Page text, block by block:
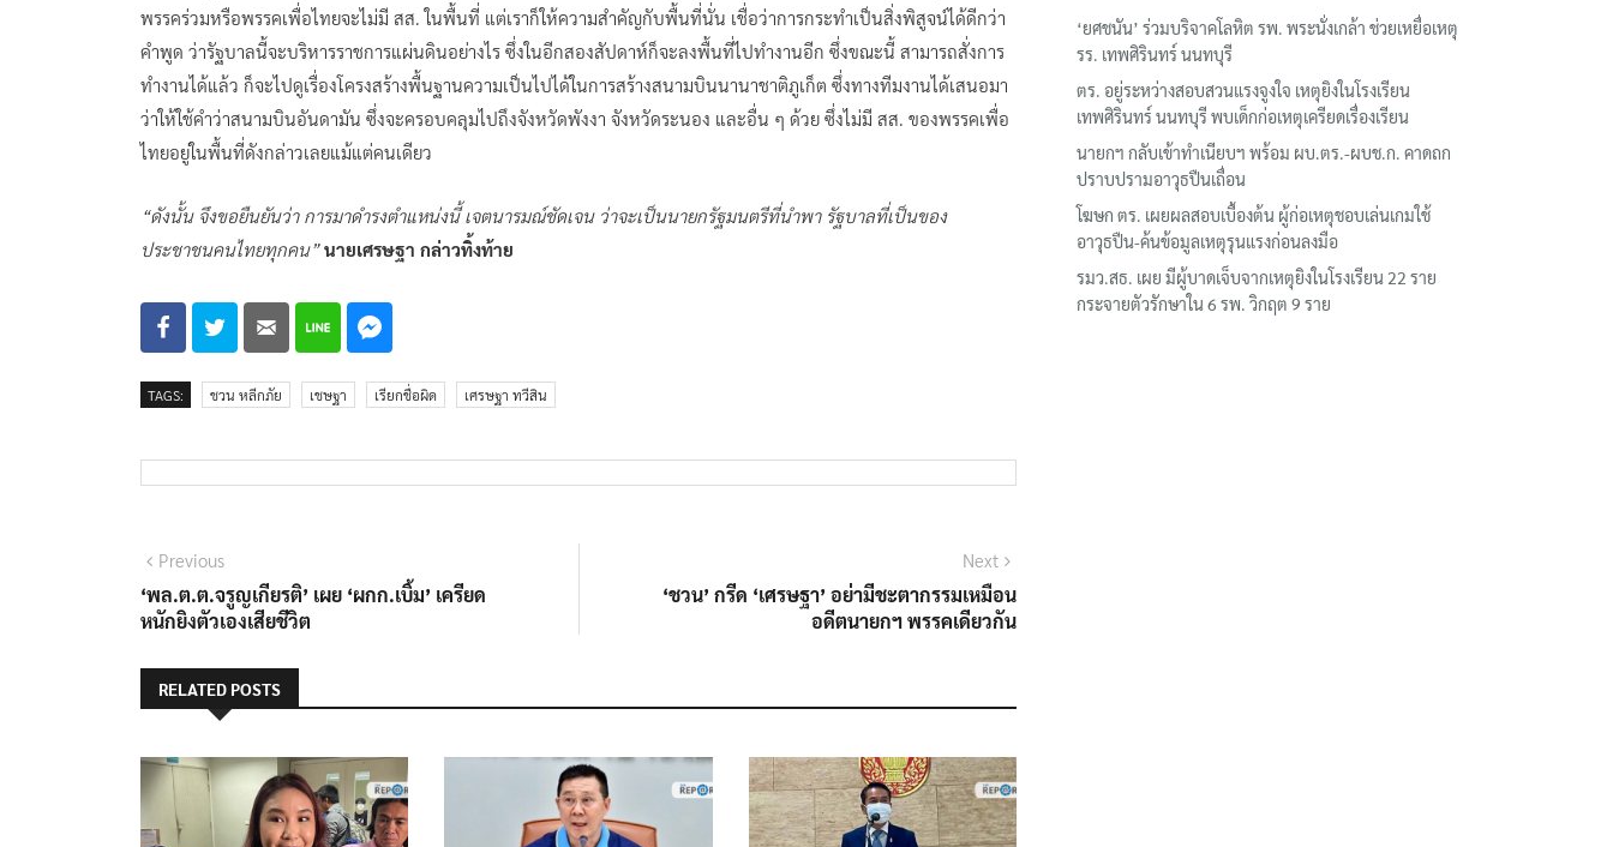
พรรคร่วมหรือพรรคเพื่อไทยจะไม่มี สส. ในพื้นที่ แต่เราก็ให้ความสำคัญกับพื้นที่นั่น เชื่อว่าการกระทำเป็นสิ่งพิสูจน์ได้ดีกว่า
คำพูด ว่ารัฐบาลนี้จะบริหารราชการแผ่นดินอย่างไร ซึ่งในอีกสองสัปดาห์ก็จะลงพื้นที่ไปทำงานอีก ซึ่งขณะนี้ สามารถสั่งการ
ทำงานได้แล้ว ก็จะไปดูเรื่องโครงสร้างพื้นฐานความเป็นไปได้ในการสร้างสนามบินนานาชาติภูเก็ต ซึ่งทางทีมงานได้เสนอมา
ว่าให้ใช้คำว่าสนามบินอันดามัน ซึ่งจะครอบคลุมไปถึงจังหวัดพังงา จังหวัดระนอง และอื่น ๆ ด้วย ซึ่งไม่มี สส. ของพรรคเพื่อ
ไทยอยู่ในพื้นที่ดังกล่าวเลยแม้แต่คนเดียว
“ดังนั้น จึงขอยืนยันว่า การมาดำรงตำแหน่งนี้ เจตนารมณ์ชัดเจน ว่าจะเป็นนายกรัฐมนตรีที่นำพา รัฐบาลที่เป็นของ
ประชาชนคนไทยทุกคน”นายเศรษฐา กล่าวทิ้งท้าย
TAGS: ชวน หลีกภัย เชษฐา เรียกชื่อผิด เศรษฐา ทวีสิน
แนะแนว
เรื่อง
PreviousPrevious
post:
‘พล.ต.ต.จรูญเกียรติ’ เผย ‘ผกก.เบิ้ม’ เครียด
หนักยิงตัวเองเสียชีวิต
Next
post:
‘ชวน’ กรีด ‘เศรษฐา’ อย่ามีชะตากรรมเหมือน
อดีตนายกฯ พรรคเดียวกัน
RELATED POSTS
‘ยศชนัน’ ร่วมบริจาคโลหิต รพ. พระนั่งเกล้า ช่วยเหยื่อเหตุ
รร. เทพศิรินทร์ นนทบุรี
ตร. อยู่ระหว่างสอบสวนแรงจูงใจ เหตุยิงในโรงเรียน
เทพศิรินทร์ นนทบุรี พบเด็กก่อเหตุเครียดเรื่องเรียน
นายกฯ กลับเข้าทำเนียบฯ พร้อม ผบ.ตร.-ผบช.ก. คาดถก
ปราบปรามอาวุธปืนเถื่อน
โฆษก ตร. เผยผลสอบเบื้องต้น ผู้ก่อเหตุชอบเล่นเกมใช้
อาวุธปืน-ค้นข้อมูลเหตุรุนแรงก่อนลงมือ
รมว.สธ. เผย มีผู้บาดเจ็บจากเหตุยิงในโรงเรียน 22 ราย
กระจายตัวรักษาใน 6 รพ. วิกฤต 9 ราย